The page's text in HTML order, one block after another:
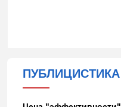
ПУБЛИЦИСТИКА